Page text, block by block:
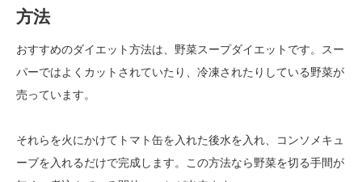
方法
おすすめのダイエット方法は、野菜スープダイエットです。スー
パーではよくカットされていたり、冷凍されたりしている野菜が
売っています。
それらを火にかけてトマト缶を入れた後水を入れ、コンソメキュ
ーブを入れるだけで完成します。この方法なら野菜を切る手間が